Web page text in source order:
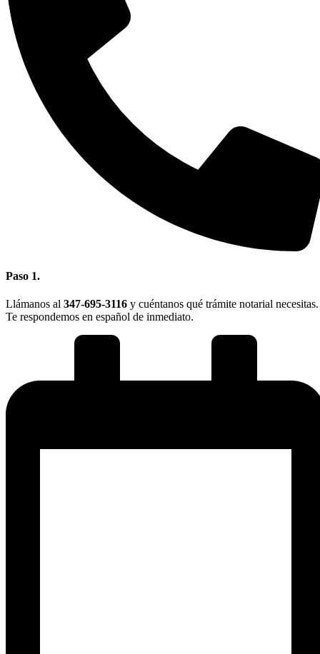
Paso 1.
Llámanos al 347-695-3116 y cuéntanos qué trámite notarial necesitas.
Te respondemos en español de inmediato.